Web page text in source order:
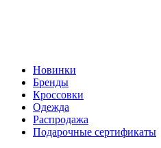
Новинки
Бренды
Кроссовки
Одежда
Распродажа
Подарочные сертификаты